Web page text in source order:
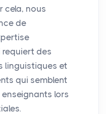
cela, nous
de
des
linguistiques et
qui semblent
lors